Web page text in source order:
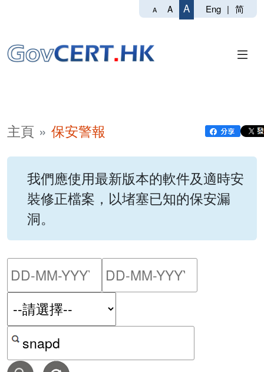
A A A Eng | 简
主頁 保安警報
我們應使用最新版本的軟件及適時安
裝修正檔案，以堵塞已知的保安漏
洞。
請輸入搜尋日期範圍的開
按關鍵字或 CVE ID 搜尋保安警報